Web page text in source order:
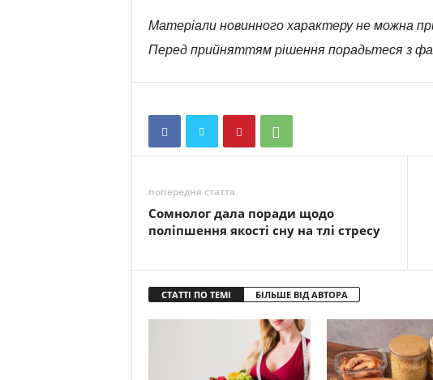
Матеріали новинного характеру не можна
Перед прийняттям рішення порадьтеся з
попередня стаття
Сомнолог дала поради щодо
поліпшення якості сну на тлі стресу
СТАТТІ ПО ТЕМІ БІЛЬШЕ ВІД АВТОРА